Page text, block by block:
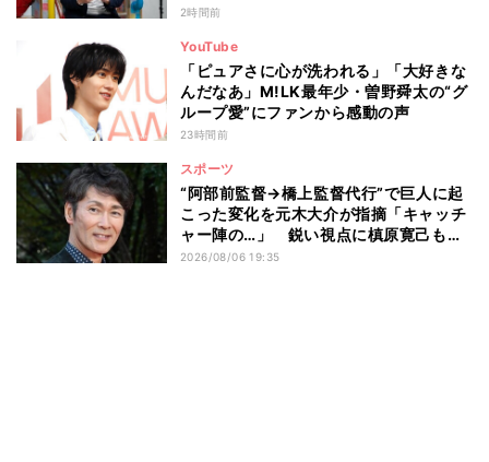
2時間前
YouTube
「ピュアさに心が洗われる」「大好きな
んだなあ」M!LK最年少・曽野舜太の“グ
ループ愛”にファンから感動の声
23時間前
スポーツ
“阿部前監督→橋上監督代行”で巨人に起
こった変化を元木大介が指摘「キャッチ
ャー陣の…」 鋭い視点に槙原寛己も感
心「やっぱりクセ者だな」
2026/08/06 19:35